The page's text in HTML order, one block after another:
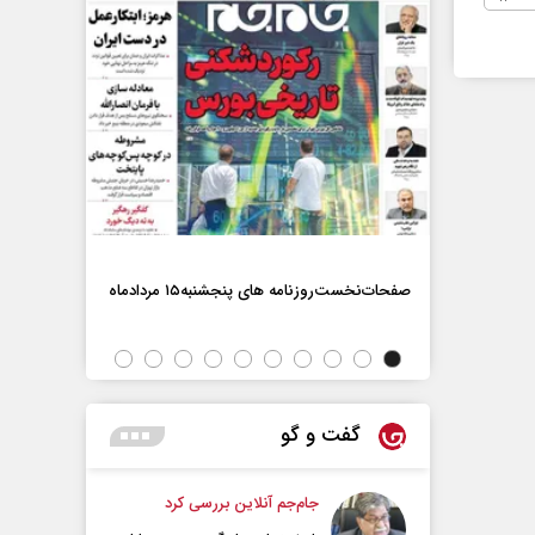
صفحات‌نخست‌روزنامه ها‌ی پنجشنبه‌۱۵ مردادماه
گفت و گو
جام‌جم آنلاین بررسی کرد